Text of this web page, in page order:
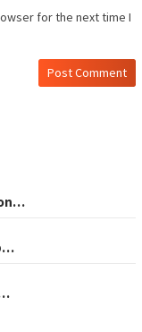
for the next time I